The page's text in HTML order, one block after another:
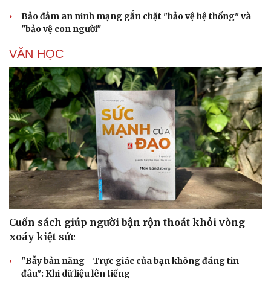
Cải chính
Bảo đảm an ninh mạng gắn chặt "bảo vệ hệ thống" và
"bảo vệ con người"
VĂN HỌC
Cuốn sách giúp người bận rộn thoát khỏi vòng
xoáy kiệt sức
"Bẫy bản năng - Trực giác của bạn không đáng tin
đâu": Khi dữ liệu lên tiếng